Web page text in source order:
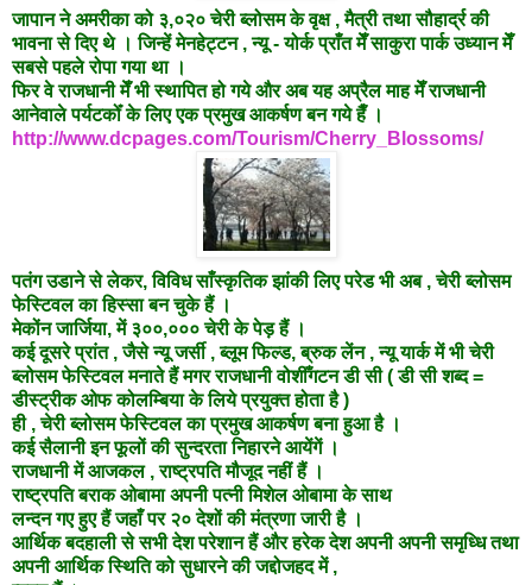
जापान ने अमरीका को ३,०२० चेरी ब्लोसम के वृक्ष , मैत्री तथा सौहार्द्र की
भावना से दिए थे । जिन्हें मेनहेट्टन , न्यू - योर्क प्राँत मेँ साकुरा पार्क उध्यान मेँ
सबसे पहले रोपा गया था ।
फिर वे राजधानी मेँ भी स्थापित हो गये और अब यह अप्रैल माह मेँ राजधानी
आनेवाले पर्यटकोँ के लिए एक प्रमुख आकर्षण बन गये हैँ ।
http://www.dcpages.com/Tourism/Cherry_Blossoms/
पतंग उडाने से लेकर, विविध साँस्कृतिक झांकी लिए परेड भी अब , चेरी ब्लोसम
फेस्टिवल का हिस्सा बन चुके हैं ।
मेकोंन जार्जिया, में ३००,००० चेरी के पेड़ हैं ।
कई दूसरे प्रांत , जैसे न्यू जर्सी , ब्लूम फिल्ड, ब्रुक लेंन , न्यू यार्क में भी चेरी
ब्लोसम फेस्टिवल मनाते हैं मगर राजधानीवोशीँगटन डी सी ( डी सी शब्द =
डीस्ट्रीक ओफ कोलम्बिया के लिये प्रयुक्त होता है )
ही , चेरी ब्लोसम फेस्टिवल का प्रमुख आकर्षण बना हुआ है ।
कई सैलानी इन फूलों की सुन्दरता निहारने आयेंगें ।
राजधानी में आजकल , राष्ट्रपति मौजूद नहीं हैं ।
राष्ट्रपति बराक ओबामा अपनी पत्नी मिशेल ओबामा के साथ
लन्दन गए हुए हैं जहाँ पर २० देशों की मंत्रणा जारी है ।
आर्थिक बदहाली से सभी देश परेशान हैं और हरेक देश अपनी अपनी समृध्धि तथा
अपनी आर्थिक स्थिति को सुधारने कीजद्दोजहदमें ,